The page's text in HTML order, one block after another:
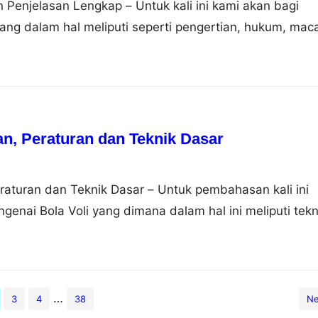
Penjelasan Lengkap – Untuk kali ini kami akan bagi
dalam hal meliputi seperti pengertian, hukum,
kalau begitu simak saja uraian dibawah ini.
artinya mempersekutukan, secara istilah adalah
Peraturan dan Teknik Dasar
dan Teknik Dasar – Untuk pembahasan kali ini
Bola Voli yang dimana dalam hal ini meliputi
dan wasit, nah agar dapat lebih memahami dan
dibawah ini. Pengertian Bola Voli
3 4 … 38